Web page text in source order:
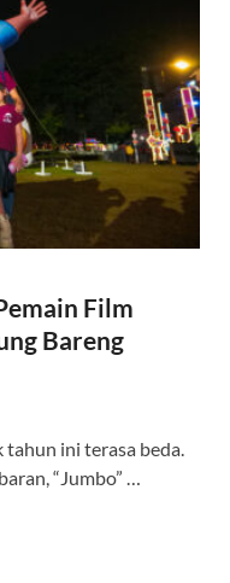
Film
Bareng
ini terasa beda.
“Jumbo” …